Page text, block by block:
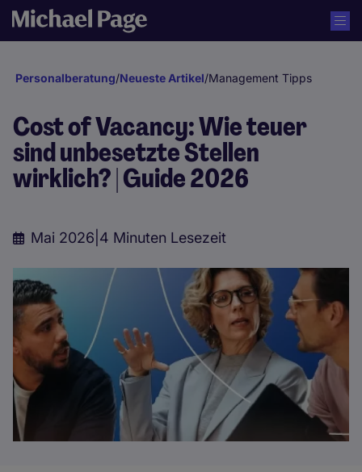
Personalberatung/Neueste Artikel/Management Tipps
Cost of Vacancy: Wie teuer
sind unbesetzte Stellen
wirklich? | Guide 2026
Mai 2026 4 Minuten Lesezeit